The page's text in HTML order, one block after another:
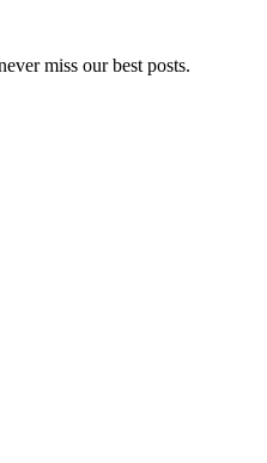
miss our best posts.